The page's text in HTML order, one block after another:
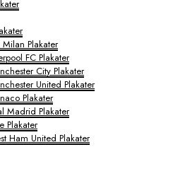
Plakater
FC Plakater
City Plakater
United Plakater
Plakater
Madrid Plakater
Plakater
Ham United Plakater